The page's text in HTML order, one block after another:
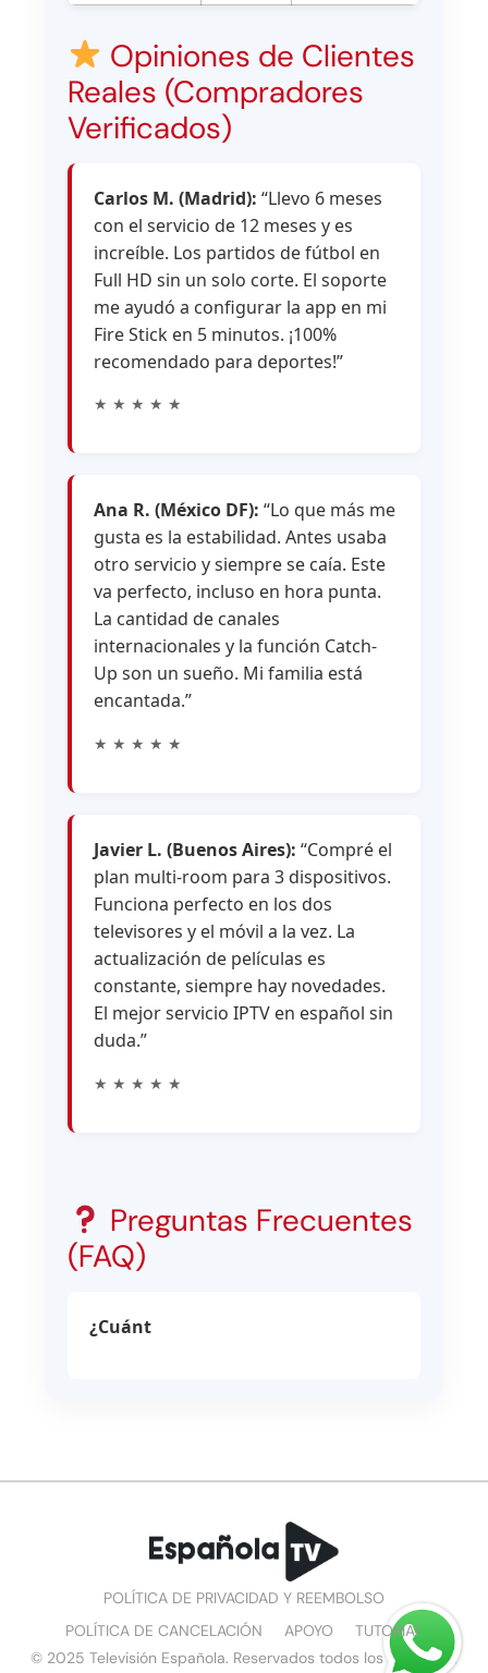
Opiniones de Clientes
Reales (Compradores
Verificados)
Carlos M. (Madrid): “Llevo 6 meses
con el servicio de 12 meses y es
increíble. Los partidos de fútbol en
Full HD sin un solo corte. El soporte
me ayudó a configurar la app en mi
Fire Stick en 5 minutos. ¡100%
recomendado para deportes!”
★ ★ ★ ★ ★
Ana R. (México DF): “Lo que más me
gusta es la estabilidad. Antes usaba
otro servicio y siempre se caía. Este
va perfecto, incluso en hora punta.
La cantidad de canales
internacionales y la función Catch-
Up son un sueño. Mi familia está
encantada.”
★ ★ ★ ★ ★
Javier L. (Buenos Aires): “Compré el
plan multi-room para 3 dispositivos.
Funciona perfecto en los dos
televisores y el móvil a la vez. La
actualización de películas es
constante, siempre hay novedades.
El mejor servicio IPTV en español sin
duda.”
★ ★ ★ ★ ★
Preguntas Frecuentes
(FAQ)
¿Cuánt
POLÍTICA DE PRIVACIDAD Y REEMBOLSO
POLÍTICA DE CANCELACIÓN
APOYO
TUTORIAL
© 2025 Televisión Española. Reservados todos los derechos.